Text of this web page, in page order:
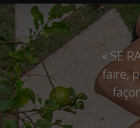
« SE
faire,